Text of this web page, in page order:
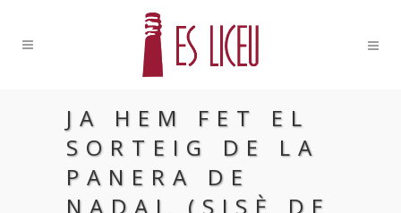
JA HEM FET EL
SORTEIG DE LA
PANERA DE
NADAL (SISÈ DE